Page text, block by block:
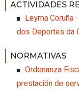
ACTIVIDADES
Leyma Coruña
dos Deportes da
NORMATIVAS
Ordenanza
prestación de